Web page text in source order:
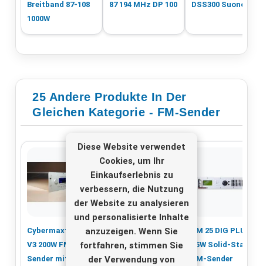
Diese Website verwendet
Cookies, um Ihr
Einkaufserlebnis zu
verbessern, die Nutzung
der Website zu analysieren
und personalisierte Inhalte
anzuzeigen. Wenn Sie
fortfahren, stimmen Sie
der Verwendung von
Breitband 87-108
1000W
87 194 MHz DP 100 DSS300 Suono
25 Andere Produkte In Der
Gleichen Kategorie - FM-Sender
Cybermaxfm+ SE
V3 200W FM -
Sender mit DSP
1000 W FM -
Sender in 3 Einheit
19 -Zoll -Rack
EM 25 DIG PLUS –
25W Solid-State
FM-Sender